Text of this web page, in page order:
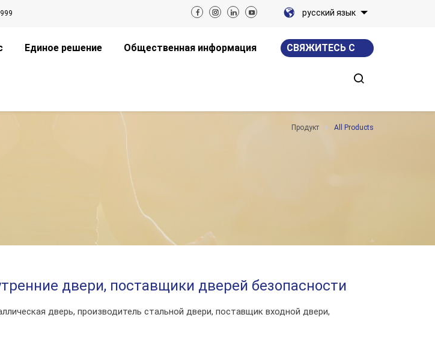
русский язык
СВЯЖИТЕСЬ С
Единое решение Общественная информация
Продукт All Products
двери, поставщики дверей безопасности
дверь, производитель стальной двери, поставщик входной двери,